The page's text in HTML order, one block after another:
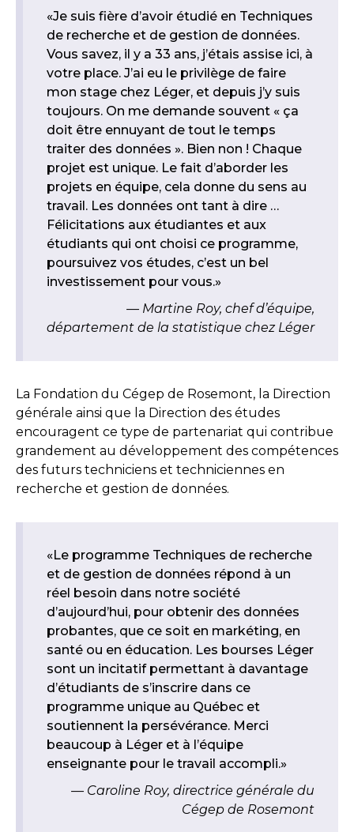
«Je suis fière d’avoir étudié en Techniques
de recherche et de gestion de données.
Vous savez, il y a 33 ans, j’étais assise ici, à
votre place. J’ai eu le privilège de faire
mon stage chez Léger, et depuis j’y suis
toujours. On me demande souvent « ça
doit être ennuyant de tout le temps
traiter des données ». Bien non ! Chaque
projet est unique. Le fait d’aborder les
projets en équipe, cela donne du sens au
travail. Les données ont tant à dire …
Félicitations aux étudiantes et aux
étudiants qui ont choisi ce programme,
poursuivez vos études, c’est un bel
investissement pour vous.»
Martine Roy, chef d’équipe,
département de la statistique chez Léger
La Fondation du Cégep de Rosemont, la Direction
générale ainsi que la Direction des études
encouragent ce type de partenariat qui contribue
grandement au développement des compétences
des futurs techniciens et techniciennes en
recherche et gestion de données.
«Le programme Techniques de recherche
et de gestion de données répond à un
réel besoin dans notre société
d’aujourd’hui, pour obtenir des données
probantes, que ce soit en markéting, en
santé ou en éducation. Les bourses Léger
sont un incitatif permettant à davantage
d’étudiants de s’inscrire dans ce
programme unique au Québec et
soutiennent la persévérance. Merci
beaucoup à Léger et à l’équipe
enseignante pour le travail accompli.»
Caroline Roy, directrice générale du
Cégep de Rosemont